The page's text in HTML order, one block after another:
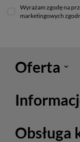
Wyrażam zgodę na
marketingowych
Oferta
Obsługa